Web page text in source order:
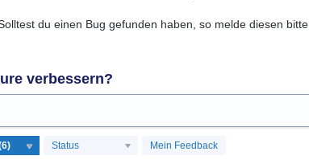
du einen Bug gefunden haben, so melde diesen bitte
verbessern?
Status Mein Feedback